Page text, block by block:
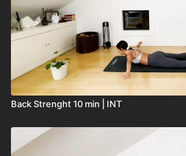
Back Strenght 10 min | INT